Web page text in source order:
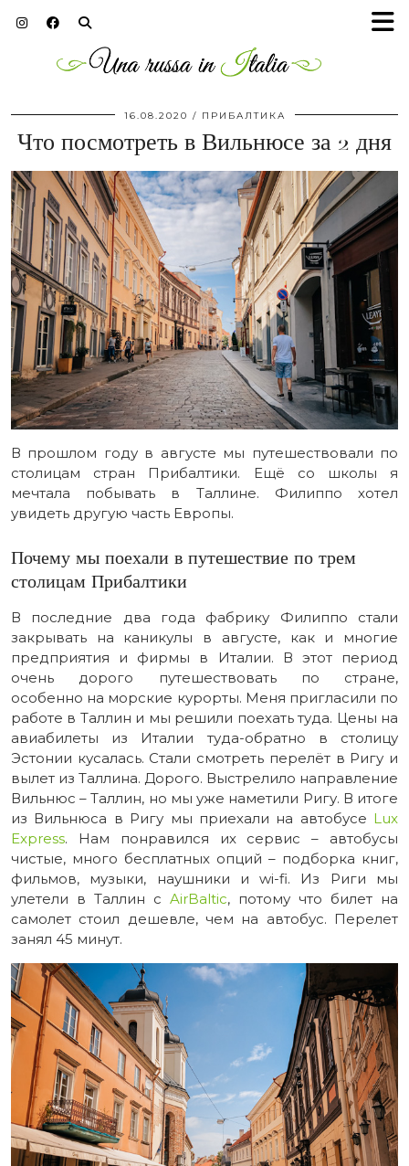
16.08.2020 ПРИБАЛТИКА
Что посмотреть в Вильнюсе за 2 дня
В прошлом году в августе мы путешествовали по
столицам стран Прибалтики. Ещё со школы я
мечтала побывать в Таллине. Филиппо хотел
увидеть другую часть Европы.
Почему мы поехали в путешествие по трем
столицам Прибалтики
В последние два года фабрику Филиппо стали
закрывать на каникулы в августе, как и многие
предприятия и фирмы в Италии. В этот период
очень дорого путешествовать по стране,
особенно на морские курорты. Меня пригласили по
работе в Таллин и мы решили поехать туда. Цены на
авиабилеты из Италии туда-обратно в столицу
Эстонии кусалась. Стали смотреть перелёт в Ригу и
вылет из Таллина. Дорого. Выстрелило направление
Вильнюс – Таллин, но мы уже наметили Ригу. В итоге
из Вильнюса в Ригу мы приехали на автобусе Lux
Express. Нам понравился их сервис – автобусы
чистые, много бесплатных опций – подборка книг,
фильмов, музыки, наушники и wi-fi. Из Риги мы
улетели в Таллин с AirBaltic, потому что билет на
самолет стоил дешевле, чем на автобус. Перелет
занял 45 минут.